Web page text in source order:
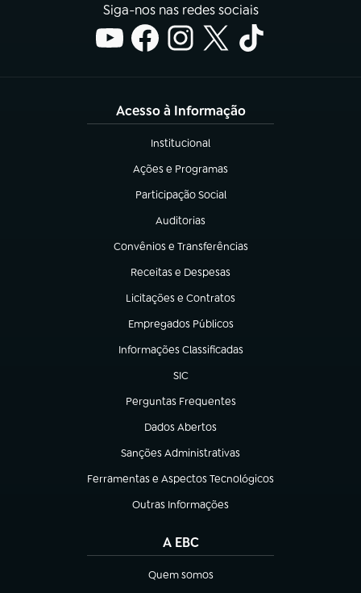
Siga-nos nas redes sociais
Acesso à Informação
Institucional
(abre em nova aba)
Ações e Programas
(abre em nova aba)
Participação Social
(abre em nova aba)
Auditorias
(abre em nova aba)
Convênios e Transferências
(abre em nova aba)
Receitas e Despesas
(abre em nova aba)
Licitações e Contratos
(abre em nova aba)
Empregados Públicos
(abre em nova aba)
Informações Classificadas
(abre em nova aba)
SIC
(abre em nova aba)
Perguntas Frequentes
(abre em nova aba)
Dados Abertos
(abre em nova aba)
Sanções Administrativas
(abre em nova aba)
Ferramentas e Aspectos Tecnológicos
(abre em nova aba)
Outras Informações
(abre em nova aba)
A EBC
Quem somos
(abre em nova aba)